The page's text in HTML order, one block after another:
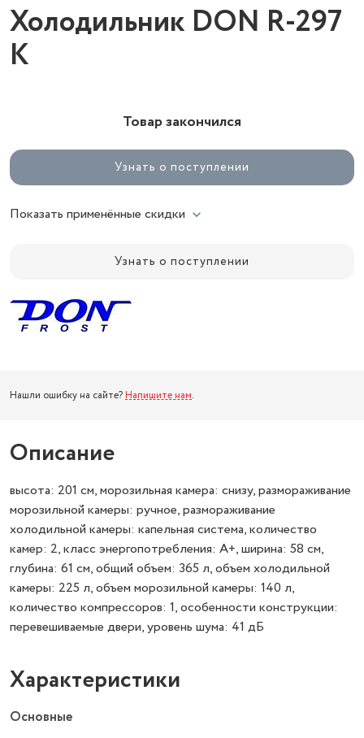
Холодильник DON R-297
K
Товар закончился
Узнать о поступлении
Показать применённые скидки
Узнать о поступлении
Нашли ошибку на сайте? Напишите нам.
Описание
высота: 201 см, морозильная камера: снизу, размораживание
морозильной камеры: ручное, размораживание
холодильной камеры: капельная система, количество
камер: 2, класс энергопотребления: A+, ширина: 58 см,
глубина: 61 см, общий объем: 365 л, объем холодильной
камеры: 225 л, объем морозильной камеры: 140 л,
количество компрессоров: 1, особенности конструкции:
перевешиваемые двери, уровень шума: 41 дБ
Характеристики
Основные